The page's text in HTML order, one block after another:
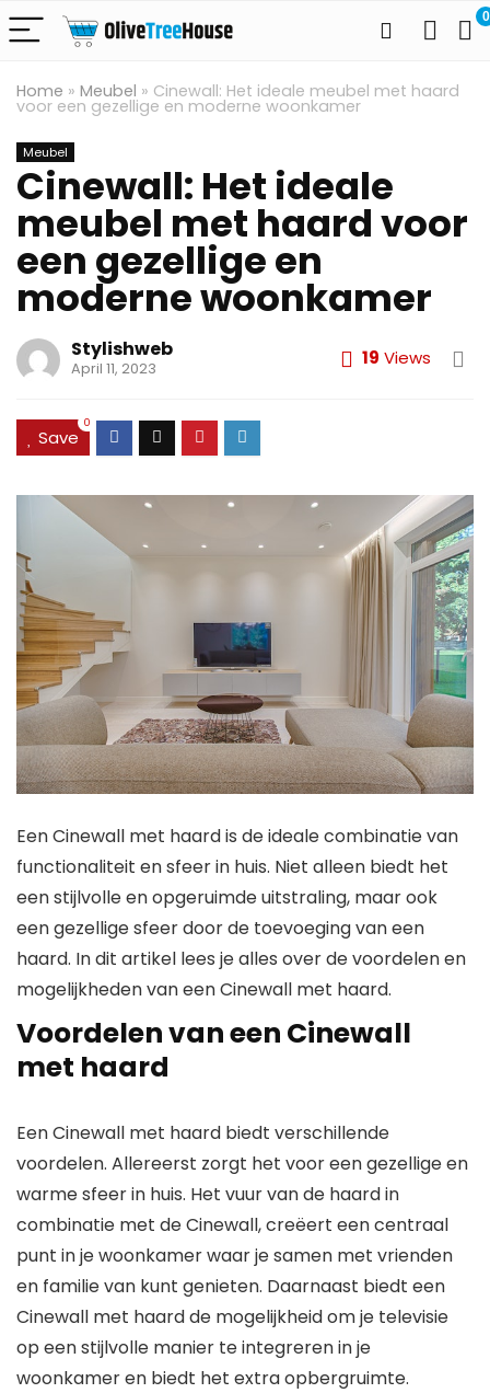
0
Home » Meubel » Cinewall: Het ideale meubel met haard
voor een gezellige en moderne woonkamer
Meubel
Cinewall: Het ideale
meubel met haard voor
een gezellige en
moderne woonkamer
Stylishweb
April 11, 2023 19 Views
Save
0
Een Cinewall met haard is de ideale combinatie van
functionaliteit en sfeer in huis. Niet alleen biedt het
een stijlvolle en opgeruimde uitstraling, maar ook
een gezellige sfeer door de toevoeging van een
haard. In dit artikel lees je alles over de voordelen en
mogelijkheden van een Cinewall met haard.
Voordelen van een Cinewall
met haard
Een Cinewall met haard biedt verschillende
voordelen. Allereerst zorgt het voor een gezellige en
warme sfeer in huis. Het vuur van de haard in
combinatie met de Cinewall, creëert een centraal
punt in je woonkamer waar je samen met vrienden
en familie van kunt genieten. Daarnaast biedt een
Cinewall met haard de mogelijkheid om je televisie
op een stijlvolle manier te integreren in je
woonkamer en biedt het extra opbergruimte.